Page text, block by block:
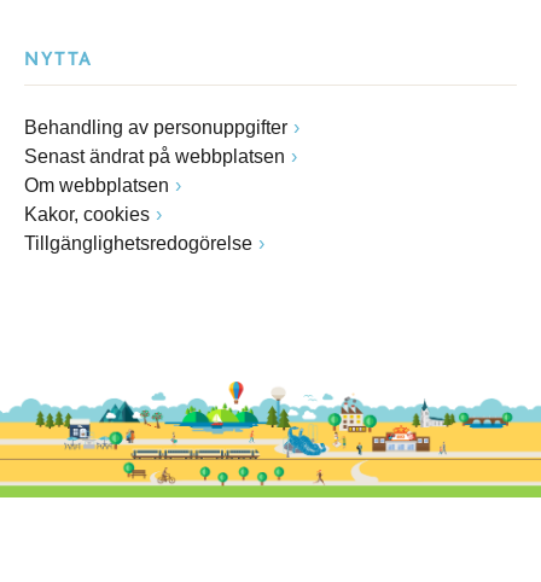
NYTTA
Behandling av personuppgifter
Senast ändrat på webbplatsen
Om webbplatsen
Kakor, cookies
Tillgänglighetsredogörelse